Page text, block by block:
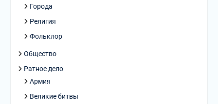
Города
Религия
Фольклор
Общество
Ратное дело
Армия
Великие битвы